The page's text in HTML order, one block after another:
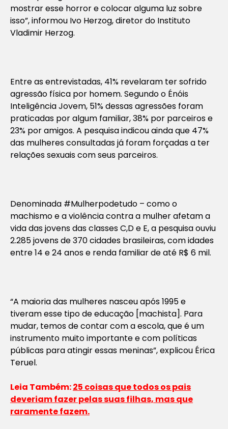
mostrar esse horror e colocar alguma luz sobre
isso”, informou Ivo Herzog, diretor do Instituto
Vladimir Herzog.
Entre as entrevistadas, 41% revelaram ter sofrido
agressão física por homem. Segundo o Énóis
Inteligência Jovem, 51% dessas agressões foram
praticadas por algum familiar, 38% por parceiros e
23% por amigos. A pesquisa indicou ainda que 47%
das mulheres consultadas já foram forçadas a ter
relações sexuais com seus parceiros.
Denominada #Mulherpodetudo – como o
machismo e a violência contra a mulher afetam a
vida das jovens das classes C,D e E, a pesquisa ouviu
2.285 jovens de 370 cidades brasileiras, com idades
entre 14 e 24 anos e renda familiar de até R$ 6 mil.
“A maioria das mulheres nasceu após 1995 e
tiveram esse tipo de educação [machista]. Para
mudar, temos de contar com a escola, que é um
instrumento muito importante e com políticas
públicas para atingir essas meninas”, explicou Érica
Teruel.
Leia Também:25 coisas que todos os pais
deveriam fazer pelas suas filhas, mas que
raramente fazem.